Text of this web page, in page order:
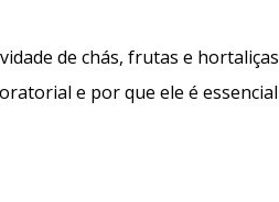
de chás, frutas e hortaliças
e por que ele é essencial